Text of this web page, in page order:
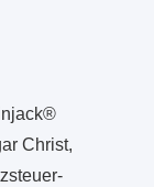
Christ,